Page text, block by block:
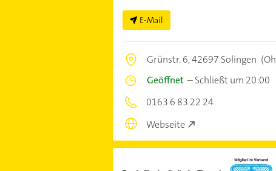
E-Mail
Grünstr. 6,42697 Solingen
Geöffnet–Schließt um 20:00
0163 6 83 22 24
Webseite